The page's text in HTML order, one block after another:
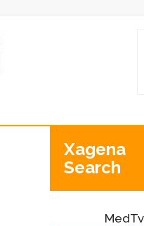
Xagena
Search
MedTv